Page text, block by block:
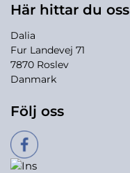
Här hittar du oss
Dalia
Fur Landevej 71
7870 Roslev
Danmark
Följ oss